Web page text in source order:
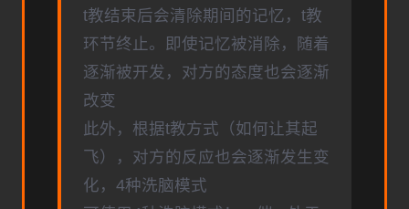
t教结束后会清除期间的记忆，t教
环节终止。即使记忆被消除，随着
逐渐被开发，对方的态度也会逐渐
改变
此外，根据t教方式（如何让其起
飞），对方的反应也会逐渐发生变
化，4种洗脑模式